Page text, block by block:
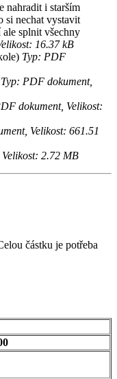
nahradit i starším
si nechat vystavit
ale splnit všechny
16.37 kB
Typ: PDF
Typ: PDF dokument,
dokument, Velikost:
Velikost: 661.51
2.72 MB
částku je potřeba